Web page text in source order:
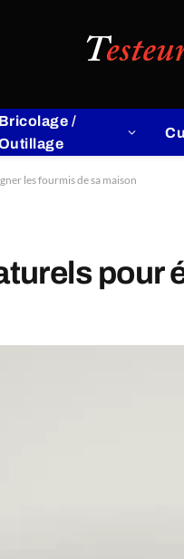
Bricolage /
les fourmis de sa maison
pour